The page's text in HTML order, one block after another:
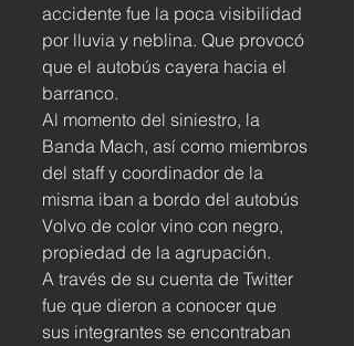
accidente fue la poca visibilidad
por lluvia y neblina. Que provocó
que el autobús cayera hacia el
barranco.
Al momento del siniestro, la
Banda Mach, así como miembros
del staff y coordinador de la
misma iban a bordo del autobús
Volvo de color vino con negro,
propiedad de la agrupación.
A través de su cuenta de Twitter
fue que dieron a conocer que
sus integrantes se encontraban